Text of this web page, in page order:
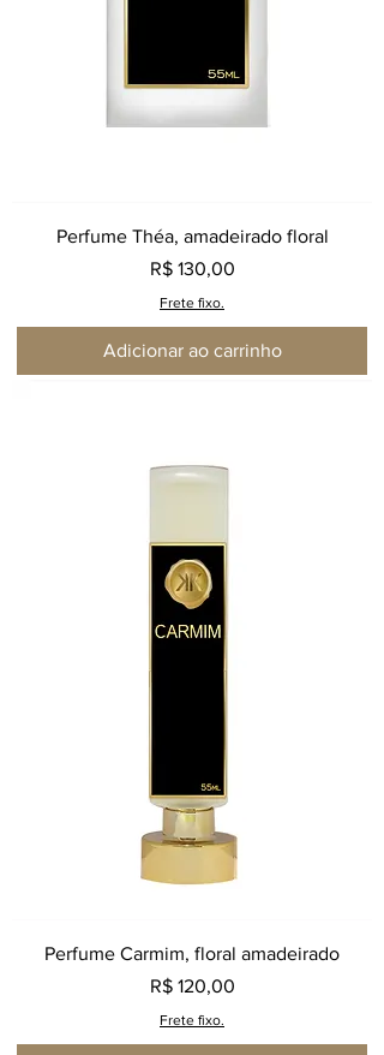
Perfume Théa, amadeirado floral
Preço
R$ 130,00
Frete fixo.
Adicionar ao carrinho
Perfume Carmim, floral amadeirado
Preço
R$ 120,00
Frete fixo.